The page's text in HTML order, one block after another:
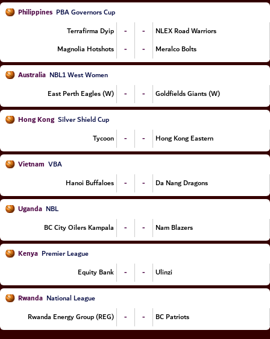
Philippines PBA Governors Cup
Terrafirma Dyip
- -
NLEX Road Warriors
Magnolia Hotshots
- - Meralco Bolts
Australia NBL1 West Women
East Perth Eagles (W)
- - Goldfields Giants (W)
Hong Kong Silver Shield Cup
Tycoon
- - Hong Kong Eastern
Vietnam VBA
Hanoi Buffaloes
- - Da Nang Dragons
Uganda NBL
BC City Oilers Kampala
- - Nam Blazers
Kenya Premier League
Equity Bank
- - Ulinzi
Rwanda National League
Rwanda Energy Group (REG)
- - BC Patriots